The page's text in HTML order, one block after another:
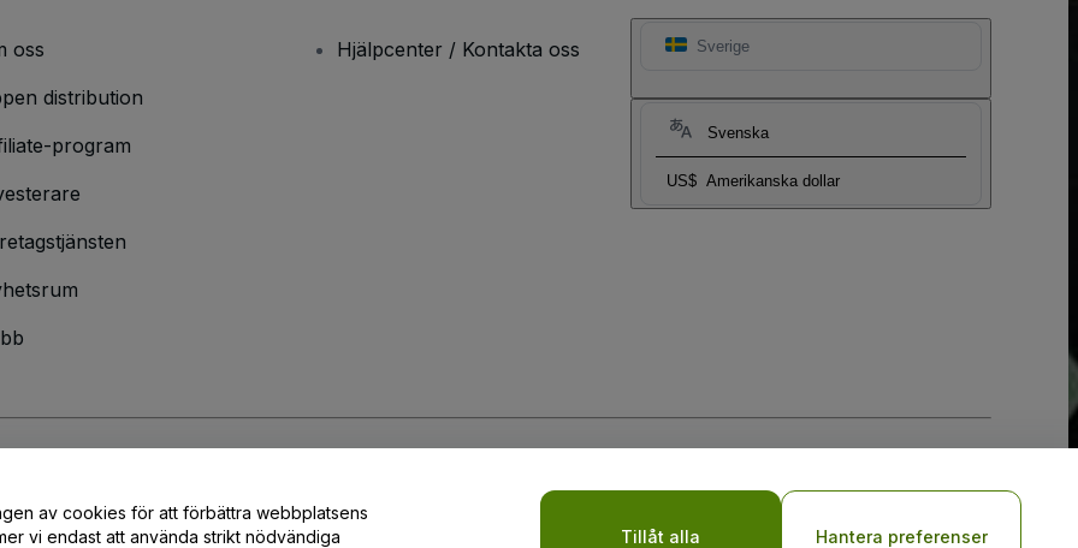
Sverige
Svenska
US$ Amerikanska dollar
oss
distribution
program
Hjälpcenter / Kontakta oss
mobilsekretesspolicy
av cookies för att förbättra webbplatsens
vi endast att använda strikt nödvändiga
Tillåt alla Hantera preferenser